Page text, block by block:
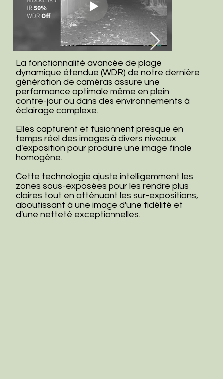
La fonctionnalité avancée de plage
dynamique étendue (WDR) de notre dernière
génération de caméras assure une
performance optimale même en plein
contre-jour ou dans des environnements à
éclairage complexe.
Elles capturent et fusionnent presque en
temps réel des images à divers niveaux
d'exposition pour produire une image finale
homogène.
Cette technologie ajuste intelligemment les
zones sous-exposées pour les rendre plus
claires tout en atténuant les sur-expositions,
aboutissant à une image d'une fidélité et
d'une netteté exceptionnelles.